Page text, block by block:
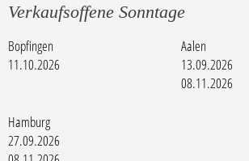
Verkaufsoffene Sonntage
Bopfingen
11.10.2026
Aalen
13.09.2026
08.11.2026
Hamburg
27.09.2026